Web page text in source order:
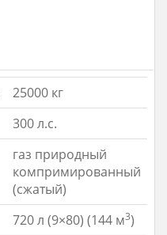
25000 кг
300 л.с.
газ природный
компримированный
(сжатый)
720 л (9×80) (144 м3)